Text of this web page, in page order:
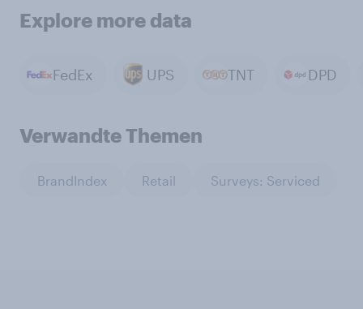
Explore more data
FedEx UPS TNT DPD
Verwandte Themen
BrandIndex Retail Surveys: Serviced